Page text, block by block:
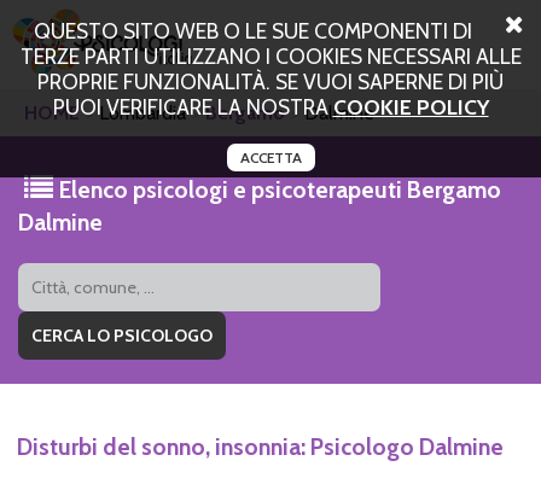
QUESTO SITO WEB O LE SUE COMPONENTI DI
TERZE PARTI UTILIZZANO I COOKIES NECESSARI ALLE
PROPRIE FUNZIONALITÀ. SE VUOI SAPERNE DI PIÙ
PUOI VERIFICARE LA NOSTRACOOKIE POLICY
ACCETTA
HOME Lombardia Bergamo Dalmine
Elenco psicologi e psicoterapeuti Bergamo
Dalmine
Disturbi del sonno, insonnia: Psicologo Dalmine